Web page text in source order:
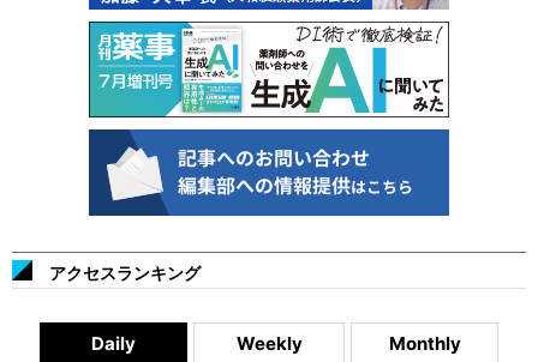
アクセスランキング
Daily Weekly Monthly